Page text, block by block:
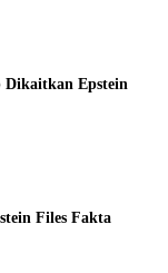
Dikaitkan Epstein
Files Fakta